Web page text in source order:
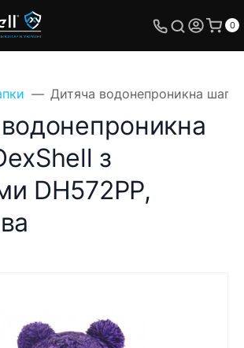
0
Дитяча водонепроникна
з
DH572PP,